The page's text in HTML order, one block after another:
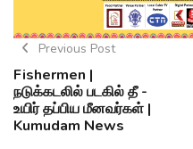
Previous Post
Fishermen |
நடுக்கடலில் படகில் தீ -
உயிர் தப்பிய மீனவர்கள் |
Kumudam News